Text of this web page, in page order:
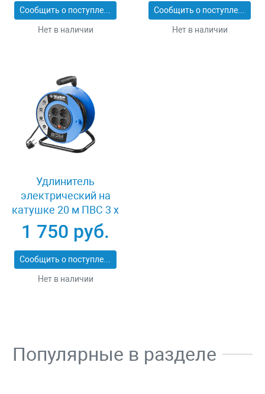
Сообщить о поступлении
Нет в наличии
Сообщить о поступлении
Нет в наличии
Удлинитель
электрический на
катушке 20 м ПВС 3 х
1кв мм 4 гнезда Зубр
ПРОФЕССИОНАЛ
55082-20
1 750 руб.
Сообщить о поступлении
Нет в наличии
Популярные в разделе